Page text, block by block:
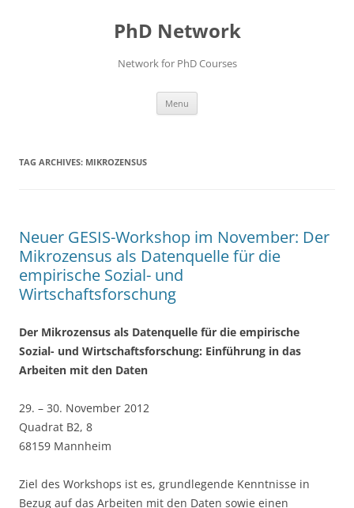
PhD Network
Network for PhD Courses
Menu
TAG ARCHIVES: MIKROZENSUS
Neuer GESIS-Workshop im November: Der
Mikrozensus als Datenquelle für die
empirische Sozial- und
Wirtschaftsforschung
Der Mikrozensus als Datenquelle für die empirische
Sozial- und Wirtschaftsforschung: Einführung in das
Arbeiten mit den Daten
29. – 30. November 2012
Quadrat B2, 8
68159 Mannheim
Ziel des Workshops ist es, grundlegende Kenntnisse in
Bezug auf das Arbeiten mit den Daten sowie einen